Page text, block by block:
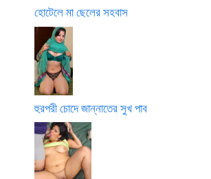
হোটেলে মা ছেলের সহবাস
হুরপরী চোদে জান্নাতের সুখ পাব